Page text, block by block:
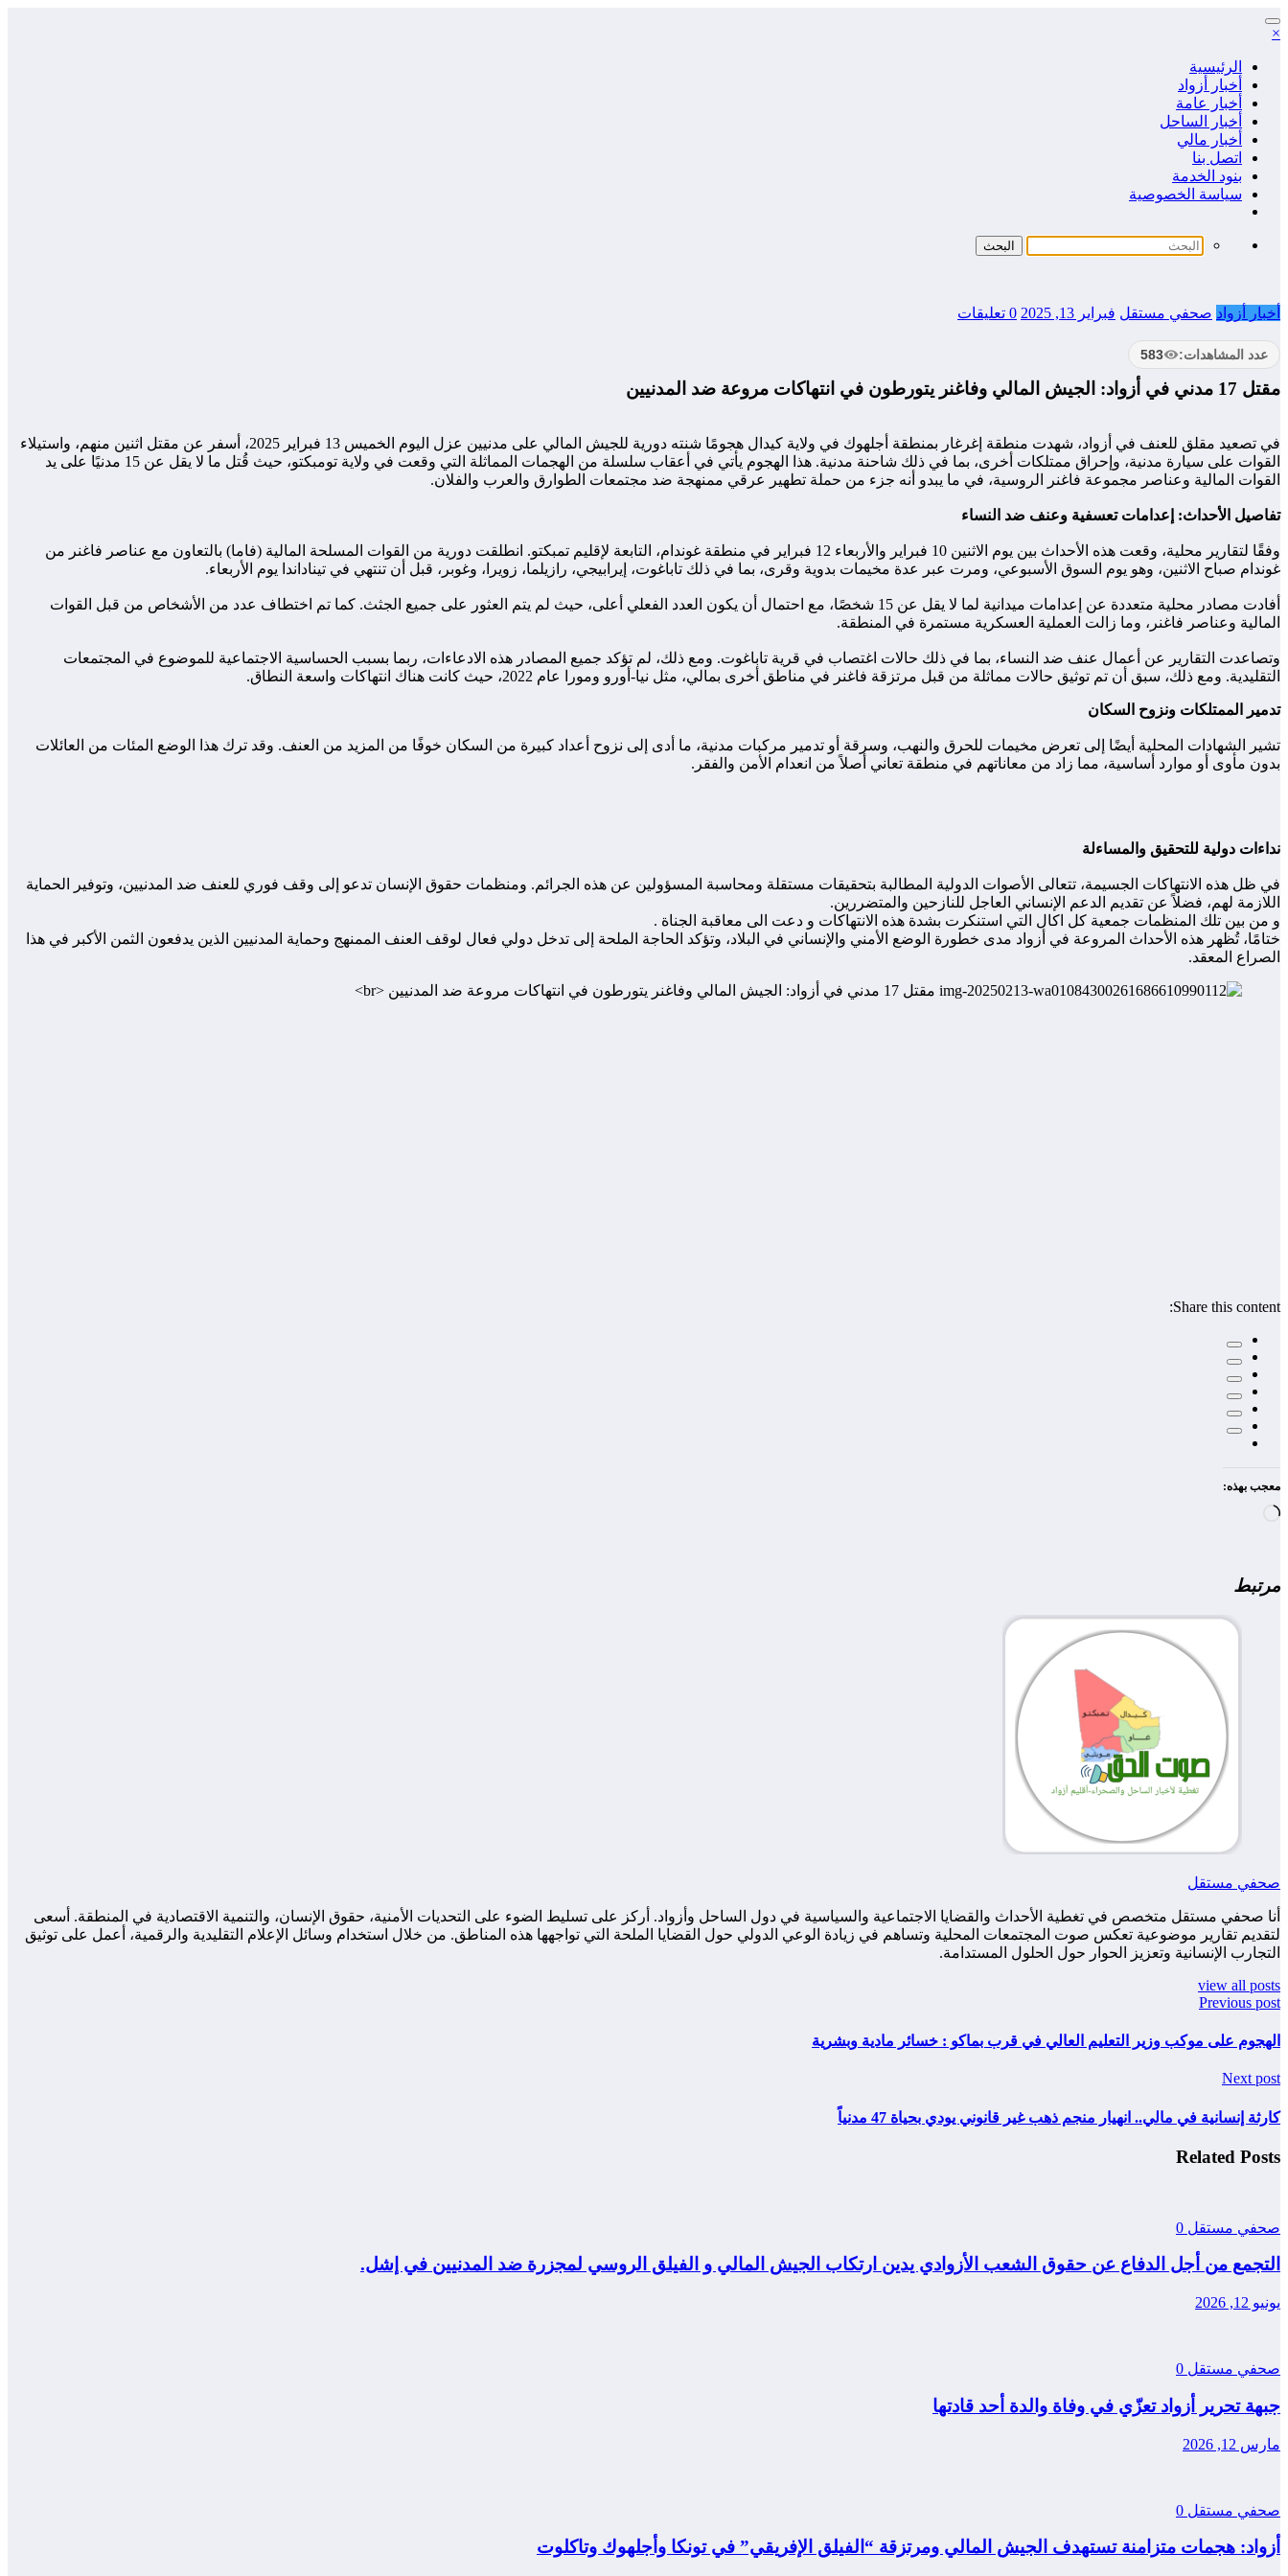
التجاوز
إلى
×
الرئيسية
أخبار أزواد
أخبار عامة
أخبار الساحل
أخبار مالي
اتصل بنا
بنود الخدمة
سياسة الخصوصية
أخبار أزواد صحفي مستقل فبراير 13, 2025 0 تعليقات
عدد المشاهدات: 583
مقتل 17 مدني في أزواد: الجيش المالي وفاغنر يتورطون في انتهاكات مروعة ضد المدنيين
في تصعيد مقلق للعنف في أزواد، شهدت منطقة إغرغار بمنطقة أجلهوك في ولاية كيدال هجومًا شنته دورية للجيش المالي على مدنيين عزل اليوم الخميس 13 فبراير 2025، أسفر عن مقتل اثنين منهم، واستيلاء
القوات على سيارة مدنية، وإحراق ممتلكات أخرى، بما في ذلك شاحنة مدنية. هذا الهجوم يأتي في أعقاب سلسلة من الهجمات المماثلة التي وقعت في ولاية تومبكتو، حيث قُتل ما لا يقل عن 15 مدنيًا على يد
القوات المالية وعناصر مجموعة فاغنر الروسية، في ما يبدو أنه جزء من حملة تطهير عرقي ممنهجة ضد مجتمعات الطوارق والعرب والفلان.
تفاصيل الأحداث: إعدامات تعسفية وعنف ضد النساء
وفقًا لتقارير محلية، وقعت هذه الأحداث بين يوم الاثنين 10 فبراير والأربعاء 12 فبراير في منطقة غوندام، التابعة لإقليم تمبكتو. انطلقت دورية من القوات المسلحة المالية (فاما) بالتعاون مع عناصر فاغنر من
غوندام صباح الاثنين، وهو يوم السوق الأسبوعي، ومرت عبر عدة مخيمات بدوية وقرى، بما في ذلك تاباغوت، إيرابيجي، رازيلما، زويرا، وغوبر، قبل أن تنتهي في تيناداندا يوم الأربعاء.
أفادت مصادر محلية متعددة عن إعدامات ميدانية لما لا يقل عن 15 شخصًا، مع احتمال أن يكون العدد الفعلي أعلى، حيث لم يتم العثور على جميع الجثث. كما تم اختطاف عدد من الأشخاص من قبل القوات
المالية وعناصر فاغنر، وما زالت العملية العسكرية مستمرة في المنطقة.
وتصاعدت التقارير عن أعمال عنف ضد النساء، بما في ذلك حالات اغتصاب في قرية تاباغوت. ومع ذلك، لم تؤكد جميع المصادر هذه الادعاءات، ربما بسبب الحساسية الاجتماعية للموضوع في المجتمعات
التقليدية. ومع ذلك، سبق أن تم توثيق حالات مماثلة من قبل مرتزقة فاغنر في مناطق أخرى بمالي، مثل نيا-أورو ومورا عام 2022، حيث كانت هناك انتهاكات واسعة النطاق.
تدمير الممتلكات ونزوح السكان
تشير الشهادات المحلية أيضًا إلى تعرض مخيمات للحرق والنهب، وسرقة أو تدمير مركبات مدنية، ما أدى إلى نزوح أعداد كبيرة من السكان خوفًا من المزيد من العنف. وقد ترك هذا الوضع المئات من العائلات
بدون مأوى أو موارد أساسية، مما زاد من معاناتهم في منطقة تعاني أصلاً من انعدام الأمن والفقر.
نداءات دولية للتحقيق والمساءلة
في ظل هذه الانتهاكات الجسيمة، تتعالى الأصوات الدولية المطالبة بتحقيقات مستقلة ومحاسبة المسؤولين عن هذه الجرائم. ومنظمات حقوق الإنسان تدعو إلى وقف فوري للعنف ضد المدنيين، وتوفير الحماية
اللازمة لهم، فضلاً عن تقديم الدعم الإنساني العاجل للنازحين والمتضررين.
و من بين تلك المنظمات جمعية كل اكال التي استنكرت بشدة هذه الانتهاكات و دعت الى معاقبة الجناة .
ختامًا، تُظهر هذه الأحداث المروعة في أزواد مدى خطورة الوضع الأمني والإنساني في البلاد، وتؤكد الحاجة الملحة إلى تدخل دولي فعال لوقف العنف الممنهج وحماية المدنيين الذين يدفعون الثمن الأكبر في هذا
الصراع المعقد.
Share this content:
معجب بهذه:
مرتبط
صحفي مستقل
أنا صحفي مستقل متخصص في تغطية الأحداث والقضايا الاجتماعية والسياسية في دول الساحل وأزواد. أركز على تسليط الضوء على التحديات الأمنية، حقوق الإنسان، والتنمية الاقتصادية في المنطقة. أسعى
لتقديم تقارير موضوعية تعكس صوت المجتمعات المحلية وتساهم في زيادة الوعي الدولي حول القضايا الملحة التي تواجهها هذه المناطق. من خلال استخدام وسائل الإعلام التقليدية والرقمية، أعمل على توثيق
التجارب الإنسانية وتعزيز الحوار حول الحلول المستدامة.
view all posts
Previous post
الهجوم على موكب وزير التعليم العالي في قرب بماكو : خسائر مادية وبشرية
Next post
كارثة إنسانية في مالي.. انهيار منجم ذهب غير قانوني يودي بحياة 47 مدنياً
Related Posts
صحفي مستقل 0
التجمع من أجل الدفاع عن حقوق الشعب الأزوادي يدين ارتكاب الجيش المالي و الفيلق الروسي لمجزرة ضد المدنيين في إشل.
يونيو 12, 2026
صحفي مستقل 0
جبهة تحرير أزواد تعزّي في وفاة والدة أحد قادتها
مارس 12, 2026
صحفي مستقل 0
أزواد: هجمات متزامنة تستهدف الجيش المالي ومرتزقة “الفيلق الإفريقي” في تونكا وأجلهوك وتاكلوت